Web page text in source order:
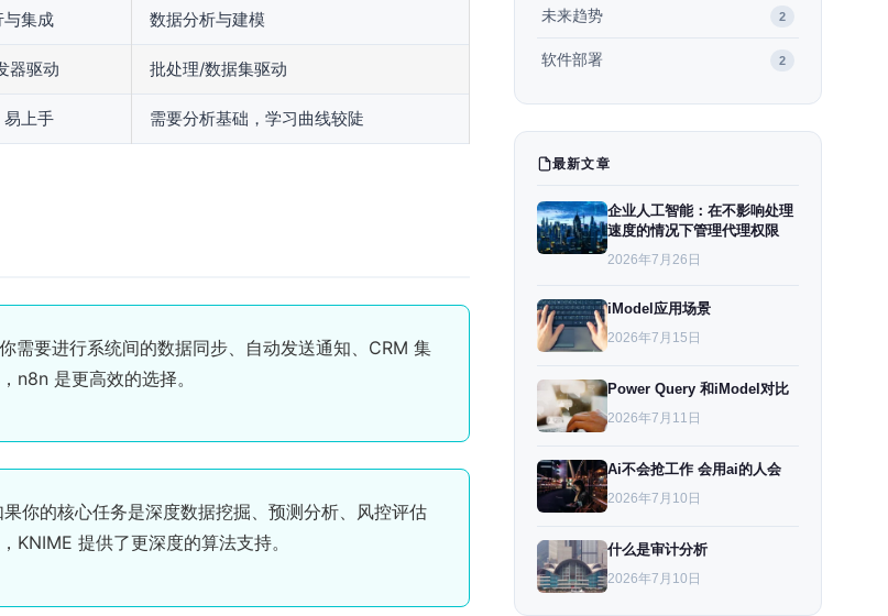
与集成 数据分析与建模
器驱动 批处理/数据集驱动
易上手 需要分析基础，学习曲线较陡
需要进行系统间的数据同步、自动发送通知、CRM 集
n8n 是更高效的选择。
果你的核心任务是深度数据挖掘、预测分析、风控评估
KNIME 提供了更深度的算法支持。
未来趋势 2
软件部署 2
最新文章
企业人工智能：在不影响处理
速度的情况下管理代理权限
2026年7月26日
iModel应用场景
2026年7月15日
Power Query 和iModel对比
2026年7月11日
Ai不会抢工作 会用ai的人会
2026年7月10日
什么是审计分析
2026年7月10日